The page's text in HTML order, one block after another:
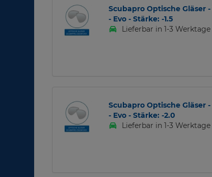
Scubapro Optische Gläser -
- Evo - Stärke: -1.5
Lieferbar in 1-3 Werktage
Scubapro Optische Gläser -
- Evo - Stärke: -2.0
Lieferbar in 1-3 Werktage